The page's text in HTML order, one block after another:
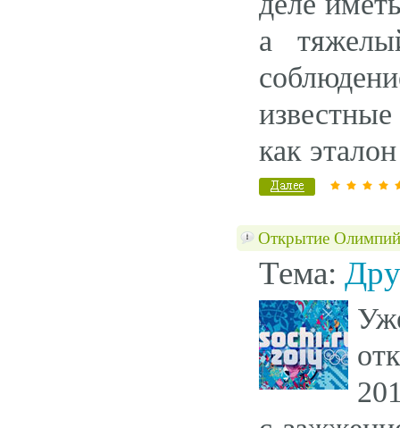
а
как
Открытие
Тема: